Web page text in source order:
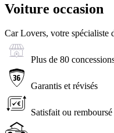
Voiture occasion
Car Lovers, votre spécialiste
Plus de 80
Garantis et révisés
Satisfait ou remboursé